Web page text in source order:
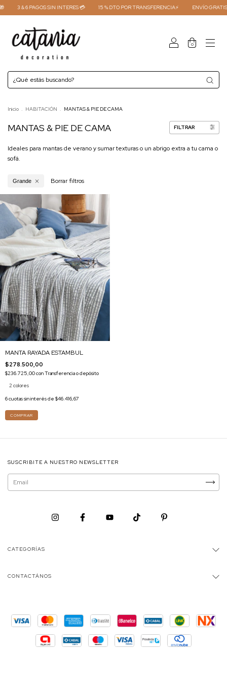
3 & 6 PAGOS SIN INTERES 💳 15 % DTO POR TRANSFERENCIA⚡ ENVÍO
0
Inicio . HABITACIÓN . MANTAS & PIE DE CAMA
MANTAS & PIE DE CAMA FILTRAR
Ideales para mantas de verano y sumar texturas o un abrigo extra a tu cama o
sofá.
Grande Borrar filtros
MANTA RAYADA ESTAMBUL
$278.500,00
$236.725,00conTransferencia o depósito
2 colores
6cuotas sin interés de $46.416,67
COMPRAR
SUSCRIBITE A NUESTRO NEWSLETTER
CATEGORÍAS
CONTACTÁNOS